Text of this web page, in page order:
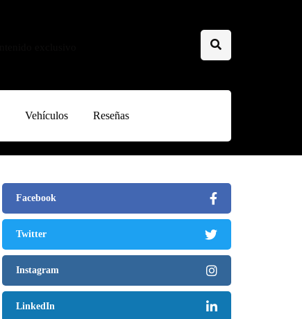
Vehículos Reseñas
Facebook
Twitter
Instagram
LinkedIn